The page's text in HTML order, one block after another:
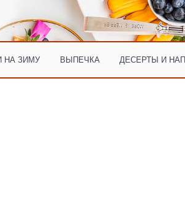
НА ЗИМУ ВЫПЕЧКА ДЕСЕРТЫ И